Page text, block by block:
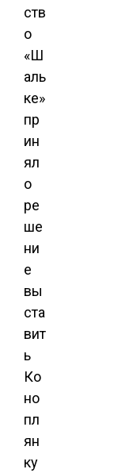
ств
о
«Ш
аль
ке»
пр
ин
ял
о
ре
ше
ни
е
вы
ста
вит
ь
Ко
но
пл
ян
ку